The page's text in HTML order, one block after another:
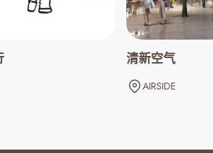
清新空气
AIRSIDE